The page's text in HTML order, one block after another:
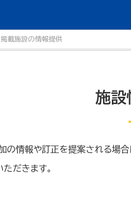
掲載施設の情報提供
施設
の情報や訂正を提案される場
だきます。